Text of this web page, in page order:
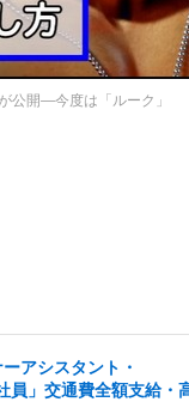
公開―今度は「ルーク」
アシスタント・
」交通費全額支給・